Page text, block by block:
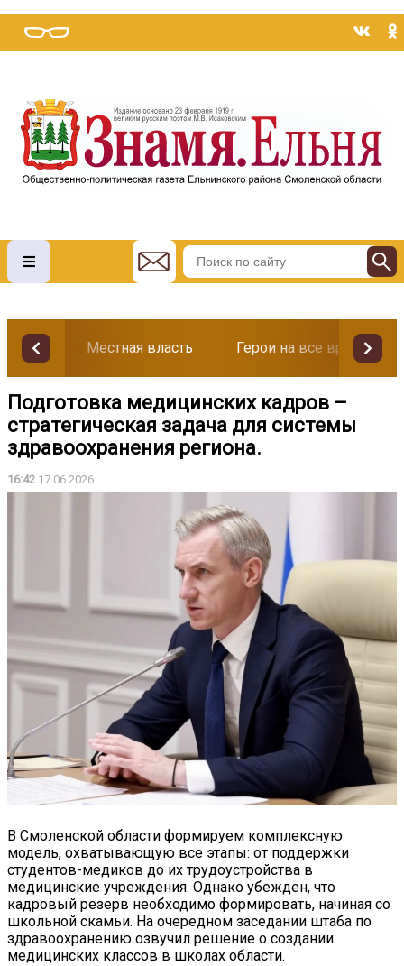
Местная власть Герои на все времена
Подготовка медицинских кадров –
стратегическая задача для системы
здравоохранения региона.
16:42 17.06.2026
В Смоленской области формируем комплексную
модель, охватывающую все этапы: от поддержки
студентов-медиков до их трудоустройства в
медицинские учреждения. Однако убежден, что
кадровый резерв необходимо формировать, начиная со
школьной скамьи. На очередном заседании штаба по
здравоохранению озвучил решение о создании
медицинских классов в школах области.